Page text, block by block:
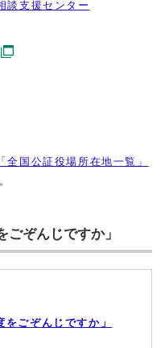
談支援センター
全国公証役場所在地一覧」
ごぞんじですか」
ごぞんじですか」